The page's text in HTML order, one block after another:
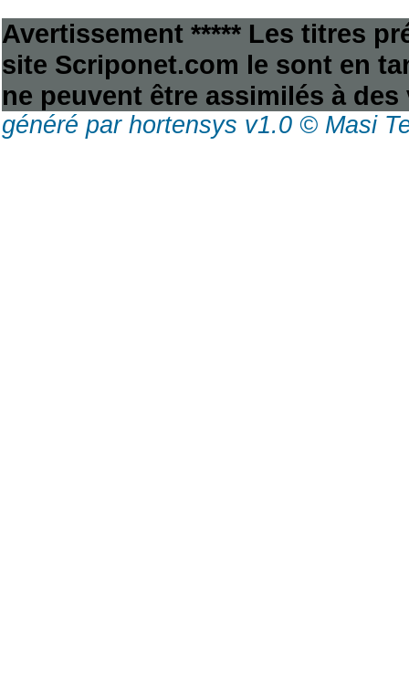
Avertissement ***** Les titres
site Scriponet.com le sont en
ne peuvent être assimilés à
généré par hortensys v1.0 © Masi